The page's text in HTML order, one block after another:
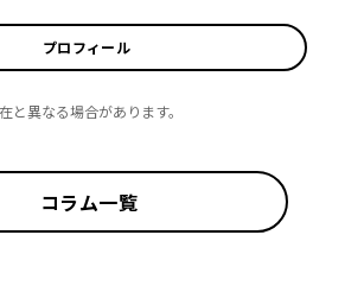
プロフィール
異なる場合があります。
コラム一覧